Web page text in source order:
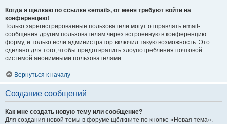
Когда я щёлкаю по ссылке «email», от меня требуют войти на
конференцию!
Только зарегистрированные пользователи могут отправлять email-
сообщения другим пользователям через встроенную в конференцию
форму, и только если администратор включил такую возможность. Это
сделано для того, чтобы предотвратить злоупотребления почтовой
системой анонимными пользователями.
Вернуться к началу
Создание сообщений
Как мне создать новую тему или сообщение?
Для создания новой темы в форуме щёлкните по кнопке «Новая тема».